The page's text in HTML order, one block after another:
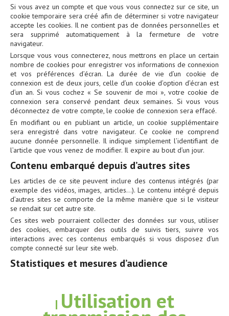
Si vous avez un compte et que vous vous connectez sur ce site, un
cookie temporaire sera créé afin de déterminer si votre navigateur
accepte les cookies. Il ne contient pas de données personnelles et
sera supprimé automatiquement à la fermeture de votre
navigateur.
Lorsque vous vous connecterez, nous mettrons en place un certain
nombre de cookies pour enregistrer vos informations de connexion
et vos préférences d’écran. La durée de vie d’un cookie de
connexion est de deux jours, celle d’un cookie d’option d’écran est
d’un an. Si vous cochez « Se souvenir de moi », votre cookie de
connexion sera conservé pendant deux semaines. Si vous vous
déconnectez de votre compte, le cookie de connexion sera effacé.
En modifiant ou en publiant un article, un cookie supplémentaire
sera enregistré dans votre navigateur. Ce cookie ne comprend
aucune donnée personnelle. Il indique simplement l’identifiant de
l’article que vous venez de modifier. Il expire au bout d’un jour.
Contenu embarqué depuis d’autres sites
Les articles de ce site peuvent inclure des contenus intégrés (par
exemple des vidéos, images, articles…). Le contenu intégré depuis
d’autres sites se comporte de la même manière que si le visiteur
se rendait sur cet autre site.
Ces sites web pourraient collecter des données sur vous, utiliser
des cookies, embarquer des outils de suivis tiers, suivre vos
interactions avec ces contenus embarqués si vous disposez d’un
compte connecté sur leur site web.
Statistiques et mesures d’audience
| Utilisation et